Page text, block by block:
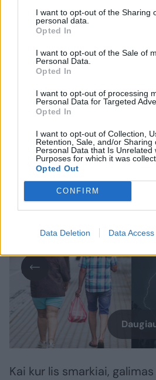
I want to opt-out of the Sharing
personal data.
Opted In
I want to opt-out of the Sale of
Personal Data.
Opted In
I want to opt-out of processing
Personal Data for Targeted
Opted In
I want to opt-out of Collection,
Retention, Sale, and/or Sharing
Personal Data that Is Unrelated
Purposes for which it was
Opted Out
CONFIRM
Data Deletion Data Access
2026 m. rugpjūčio 5 d. 16:30
Meteo.lt
Papildyta
Ateinančią parą –
Ketvirtadienio naktį
lietus, perkūnija, praneša
Kai kur lis smarkiai,